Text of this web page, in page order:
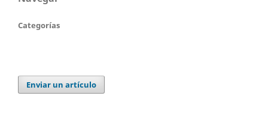
Categorías
Enviar un artículo